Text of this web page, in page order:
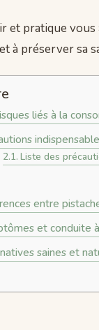
et pratique
à préserver sa
liés à la
Liste des
entre
et conduite
saines et